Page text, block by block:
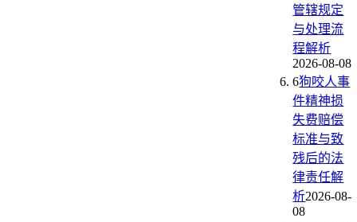
管辖规定
与处理流
程解析
2026-08-08
6狗咬人事
件精神损
失费赔偿
标准与致
残后的法
律责任解
析2026-08-
08